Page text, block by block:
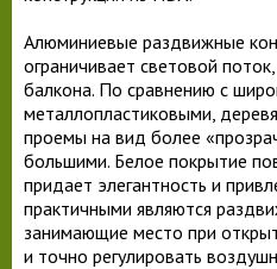
Алюминиевые раздвижные
ограничивает световой
балкона. По сравнению с
металлопластиковыми,
проемы на вид более
большими. Белое покрытие
придает элегантность и
практичными являются
занимающие место при
и точно регулировать